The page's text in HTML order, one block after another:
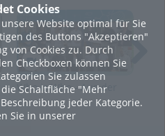
Cookies
Website optimal für Sie
des Buttons "Akzeptieren"
von Cookies zu. Durch
Checkboxen können Sie
Sie zulassen
Schaltfläche "Mehr
jeder Kategorie.
Sie in unserer
Who is Who - Aus der
Hochschule für die
Schule